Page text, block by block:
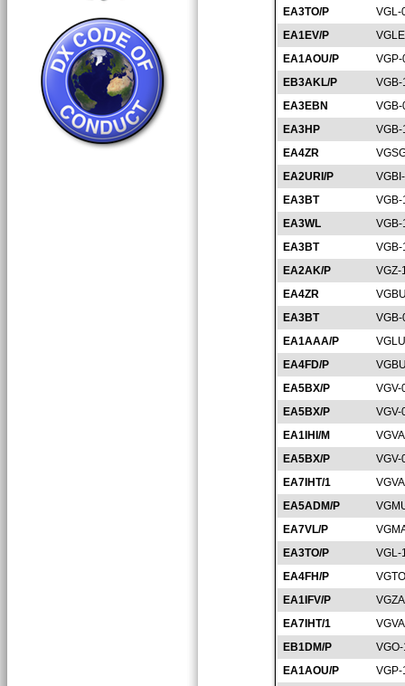
EA3TO/P
VGL-
EA1EV/P
EA1AOU/P
EB3AKL/P
EA3EBN
EA3HP
VGB-
EA4ZR
EA2URI/P
EA3BT
EA3WL
VGB-
EA3BT
EA2AK/P
VGZ-
EA4ZR
EA3BT
EA1AAA/P
EA4FD/P
EA5BX/P
VGV-
EA5BX/P
VGV-
EA1IHI/M
EA5BX/P
VGV-
EA7IHT/1
EA5ADM/P
EA7VL/P
EA3TO/P
VGL-
EA4FH/P
EA1IFV/P
EA7IHT/1
EB1DM/P
EA1AOU/P